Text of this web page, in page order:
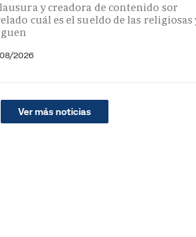
y creadora de contenido sor
cuál es el sueldo de las religiosas
2026
Ver más noticias